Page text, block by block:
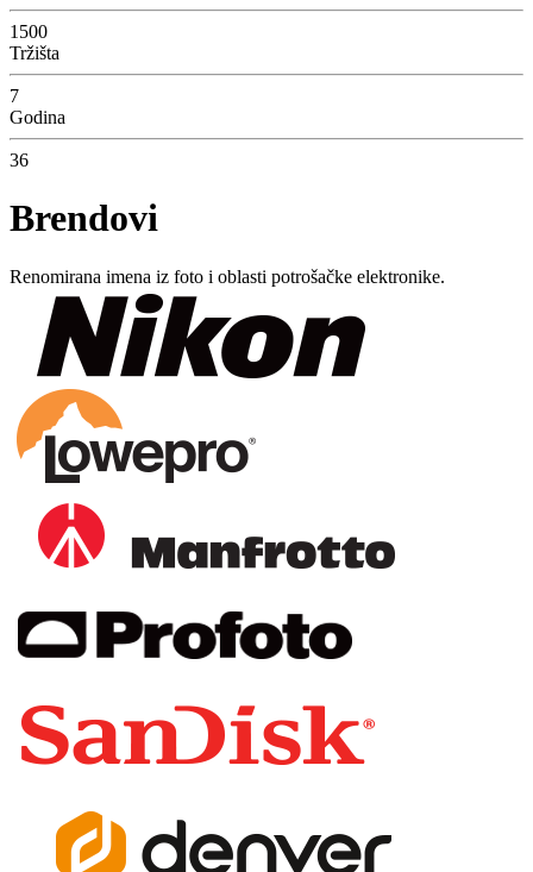
1500
Tržišta
7
Godina
36
Brendovi
Renomirana imena iz foto i oblasti potrošačke elektronike.